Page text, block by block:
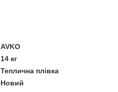
AVKO
14 кг
Теплична плівка
Новий